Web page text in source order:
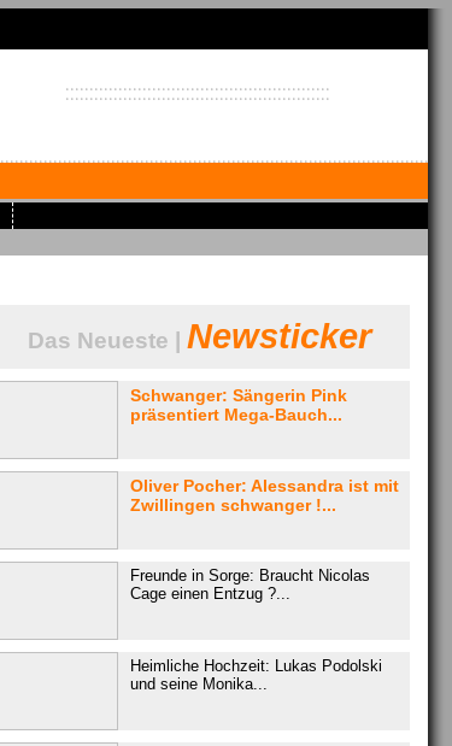
Das Neueste | Newsticker
Schwanger: Sängerin Pink
präsentiert Mega-Bauch...
Oliver Pocher: Alessandra ist mit
Zwillingen schwanger !...
Freunde in Sorge: Braucht Nicolas
Cage einen Entzug ?...
Heimliche Hochzeit: Lukas Podolski
und seine Monika...